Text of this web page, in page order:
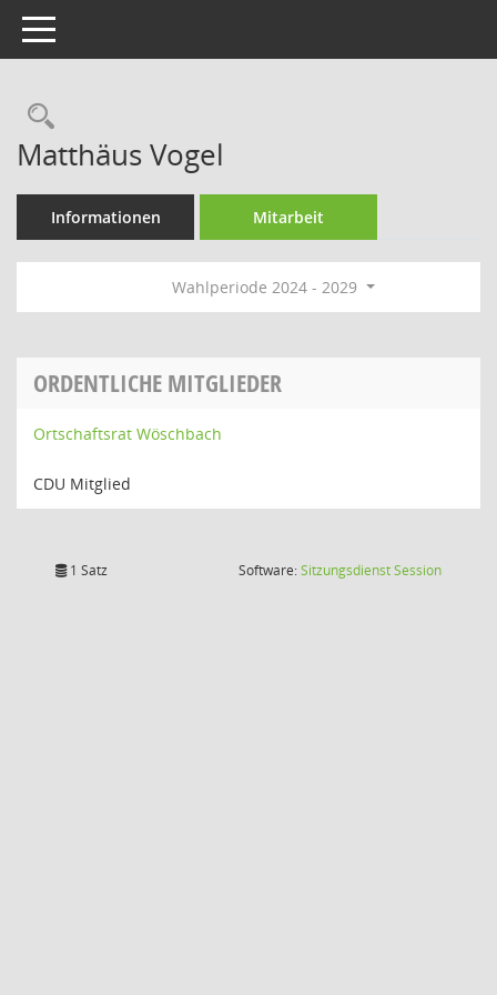
Toggle navigation
Rechercheauswahl
Matthäus Vogel
Informationen Mitarbeit
Wahlperiode 2024 - 2029
ORDENTLICHE MITGLIEDER
Ortschaftsrat Wöschbach
CDU Mitglied
1 Satz Software:SitzungsdienstSession(Wird in